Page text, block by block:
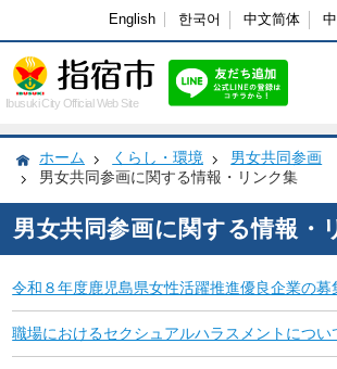
English 한국어 中文简体
Ibusuki City Official Web Site
ホーム くらし・環境
男女共同参画
男女共同参画に関する情報・リンク集
男女共同参画に関する情報・
令和８年度鹿児島県女性活躍推進優良企業の募
職場におけるセクシュアルハラスメントについ